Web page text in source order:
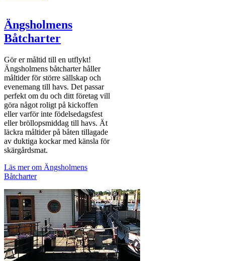
Ängsholmens
Båtcharter
Gör er måltid till en utflykt!
Ängsholmens båtcharter håller
måltider för större sällskap och
evenemang till havs. Det passar
perfekt om du och ditt företag vill
göra något roligt på kickoffen
eller varför inte födelsedagsfest
eller bröllopsmiddag till havs. Ät
läckra måltider på båten tillagade
av duktiga kockar med känsla för
skärgårdsmat.
Läs mer om Ängsholmens
Båtcharter